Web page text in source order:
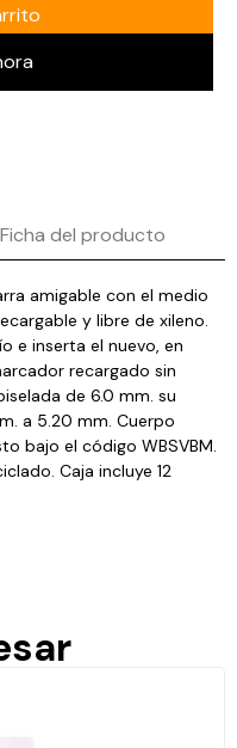
Ficha del producto
amigable con el medio
y libre de xileno.
e inserta el nuevo, en
recargado sin
de 6.0 mm. su
a 5.20 mm. Cuerpo
bajo el código WBSVBM.
Caja incluye 12